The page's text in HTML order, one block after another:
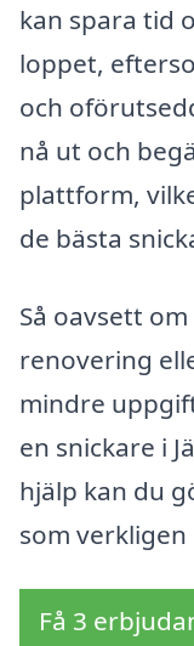
kan spara tid
loppet,
och
nå ut och
plattform,
de bästa
Så oavsett
renovering
mindre
en snickare i
hjälp kan du
som
Få 3